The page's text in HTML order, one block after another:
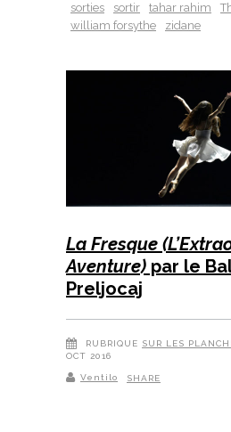
sorties
sortir tahar rahim
william forsythe
zidane
La Fresque
Aventure) par le
Preljocaj
RUBRIQUE SUR LES
OCT 2016
Ventilo SHARE